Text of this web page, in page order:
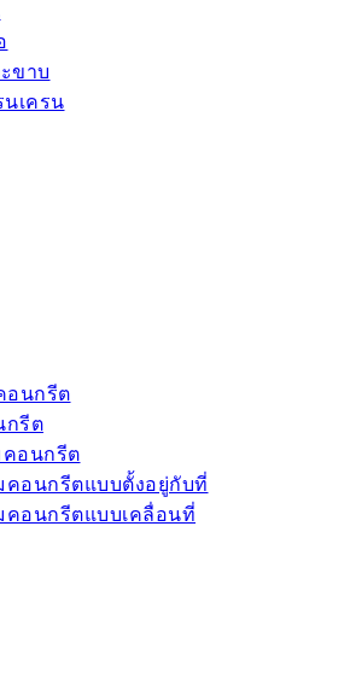
ขาบ
นเครน
อนกรีต
กรีต
อนกรีต
อนกรีตแบบตั้งอยู่กับที่
อนกรีตแบบเคลื่อนที่